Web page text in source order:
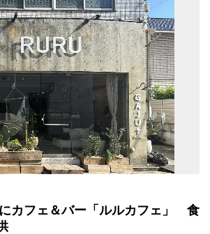
カフェ＆バー「ルルカフェ」 食